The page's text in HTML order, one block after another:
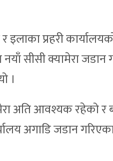
प्रहरी
सीसी क्यामेरा जडान
।
अति आवश्यक रहेको र
अगाडि जडान